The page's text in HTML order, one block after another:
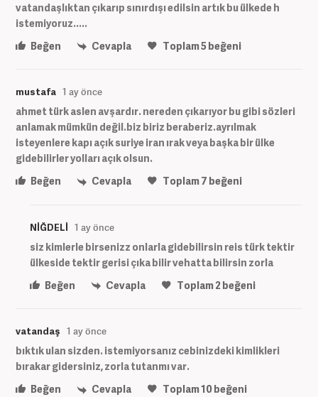
vatandaşlıktan çıkarıp sınırdışı edilsin artık bu ülkede h
istemiyoruz.....
Beğen
Cevapla Toplam5beğeni
mustafa 1 ay önce
ahmet türk aslen avşardır. nereden çıkarıyor bu gibi sözleri
anlamak mümkün değil.biz biriz beraberiz.ayrılmak
isteyenlere kapı açık suriye iran ırak veya başka bir ülke
gidebilirler yolları açık olsun.
Beğen
Cevapla Toplam7 beğeni
NİĞDELİ 1 ay önce
siz kimlerle birsenizz onlarla gidebilirsin reis türk tektir
ülkeside tektir gerisi çıka bilir vehatta bilirsin zorla
Beğen
Cevapla Toplam2 beğeni
vatandaş 1 ay önce
bıktık ulan sizden. istemiyorsanız cebinizdeki kimlikleri
bırakar gidersiniz, zorla tutanmı var.
Beğen
Cevapla Toplam10beğeni